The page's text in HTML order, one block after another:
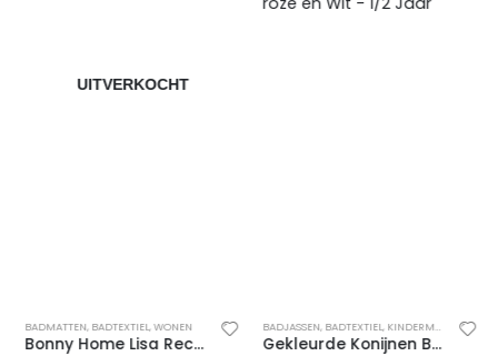
UITVERKOCHT
BADMATTEN, BADTEXTIEL,WONEN
Bonny Home Lisa Rechthoek Badmat – Antislip Badmat – Kanten Badmat – 2 stuks – Klein en Groot – Creme
BADJASSEN, BADTEXTIEL, KINDERMODE MEISJES
Gekleurde Konijnen Badjas voor Jongens en Meisjes – Kinderbadjas – Gekleurde Badjas – Katoenen Badjas – Licht roze en Wit – 1/2 Jaar